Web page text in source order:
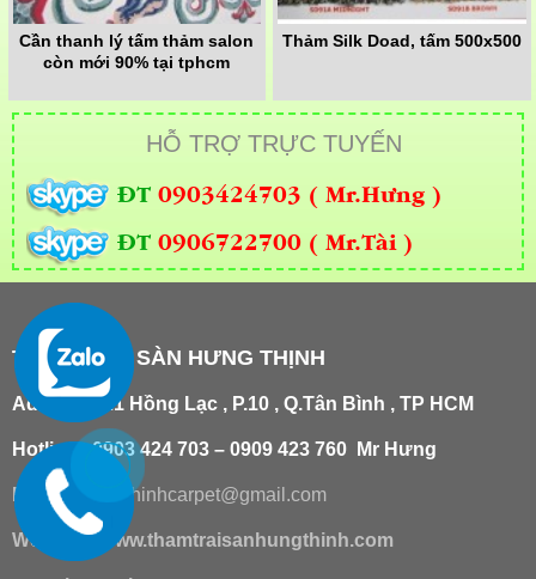
Cần thanh lý tấm thảm salon
còn mới 90% tại tphcm
Thảm Silk Doad, tấm 500x500
HỖ TRỢ TRỰC TUYẾN
ĐT 0903424703 ( Mr.Hưng )
ĐT 0906722700 ( Mr.Tài )
THẢM TRẢI SÀN HƯNG THỊNH
Add : 181/21 Hồng Lạc , P.10 , Q.Tân Bình , TP HCM
Hotline : 0903 424 703 – 0909 423 760 Mr Hưng
Email : hungthinhcarpet@gmail.com
Website: www.thamtraisanhungthinh.com